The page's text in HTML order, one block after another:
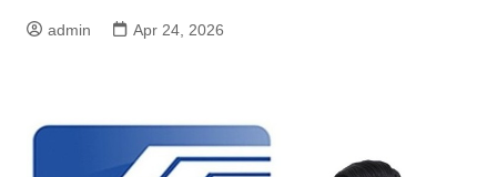
admin Apr 24, 2026